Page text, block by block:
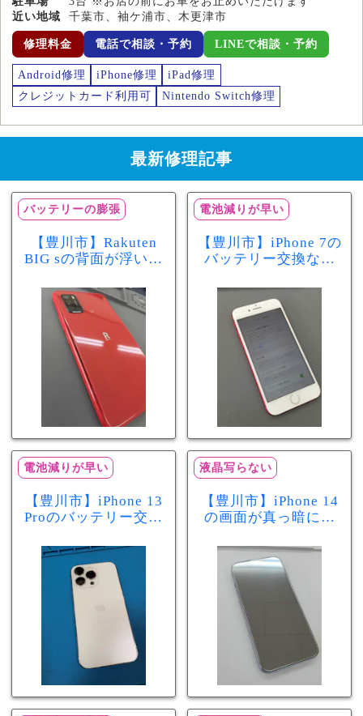
近い地域
千葉市、袖ケ浦市、木更津市
修理料金 電話で相談・予約 LINEで相談・予約
Android修理 iPhone修理
iPad修理
クレジットカード利用可
Nintendo Switch修理
最新修理記事
バッテリーの膨張
【豊川市】Rakuten
BIG sの背面が浮いて
リー膨張のサインか
もしれません！バッ
テリー交換修理事例
電池減りが早い
【豊川市】iPhone 7の
バッテリー交換なら
最大容量70％で電池
の減りが早い症状も
当日60分で改善
電池減りが早い
【豊川市】iPhone 13
Proのバッテリー交換
が早い症状も当日90
分で改善
液晶写らない
【豊川市】iPhone 14
の画面が真っ暗に…
修理！データそのま
まで復旧しました